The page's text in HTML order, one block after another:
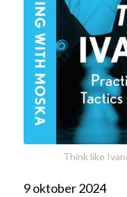
Think like
9 oktober 2024